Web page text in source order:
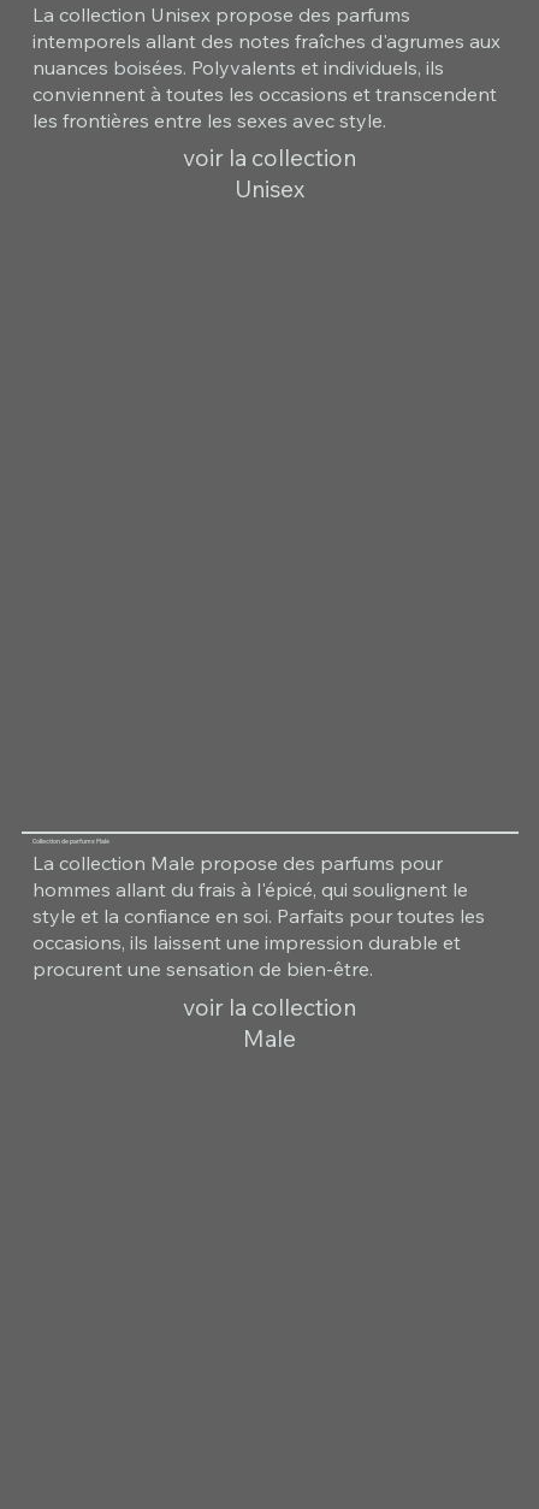
La collection Unisex propose des parfums
intemporels allant des notes fraîches d'agrumes aux
nuances boisées. Polyvalents et individuels, ils
conviennent à toutes les occasions et transcendent
les frontières entre les sexes avec style.
voir la collection
Unisex
Collection de parfums Male
La collection Male propose des parfums pour
hommes allant du frais à l'épicé, qui soulignent le
style et la confiance en soi. Parfaits pour toutes les
occasions, ils laissent une impression durable et
procurent une sensation de bien-être.
voir la collection
Male